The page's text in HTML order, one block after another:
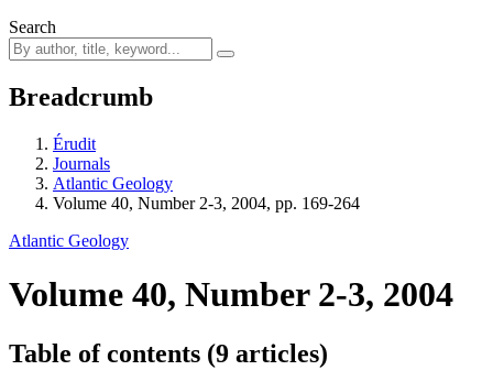
Search
Breadcrumb
Érudit
Journals
Atlantic Geology
Volume 40, Number 2-3, 2004, pp. 169-264
Atlantic Geology
Volume 40, Number 2-3, 2004
Table of contents (9 articles)